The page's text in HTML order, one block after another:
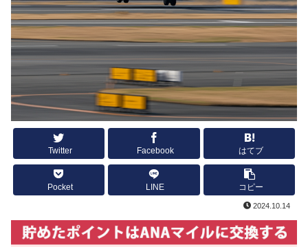
Twitter Facebook はてブ
Pocket LINE コピー
2024.10.14